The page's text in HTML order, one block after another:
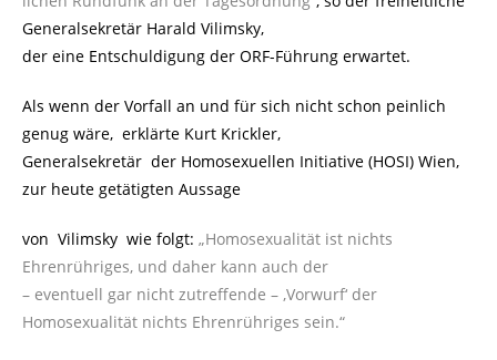
Generalsekretär Harald Vilimsky,
der eine Entschuldigung der ORF-Führung erwartet.
Als wenn der Vorfall an und für sich nicht schon peinlich
genug wäre, erklärte Kurt Krickler,
Generalsekretär der Homosexuellen Initiative (HOSI) Wien,
zur heute getätigten Aussage
von Vilimsky wie folgt: „Homosexualität ist nichts
Ehrenrühriges, und daher kann auch der
– eventuell gar nicht zutreffende – ‚Vorwurf‘ der
Homosexualität nichts Ehrenrühriges sein.“